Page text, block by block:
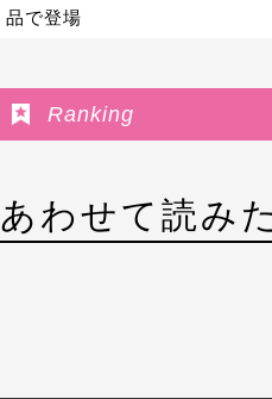
品で登場
Ranking
あわせて読み